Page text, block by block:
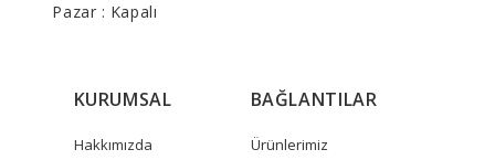
Pazar : Kapalı
KURUMSAL
Hakkımızda
BAĞLANTILAR
Ürünlerimiz